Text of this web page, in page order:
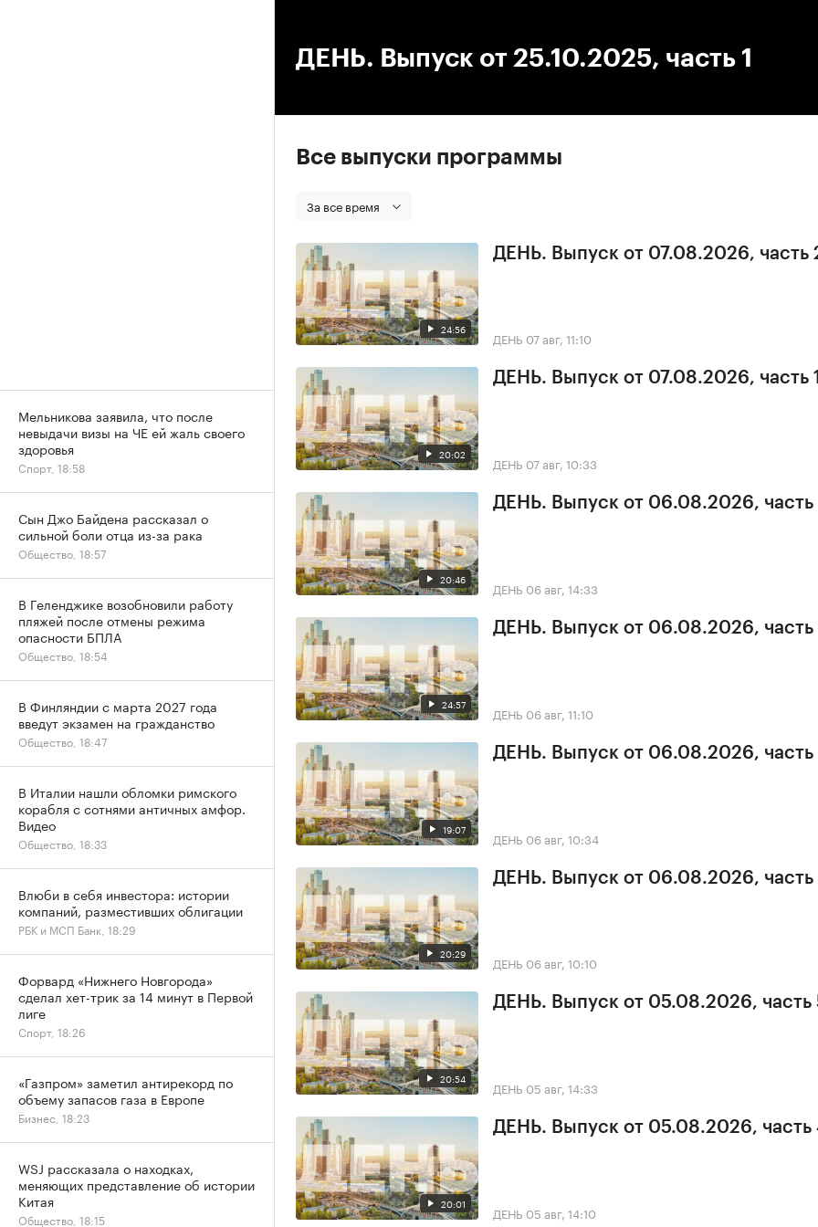
ДЕНЬ. Выпуск от 25.10.2025, часть 1
Все выпуски программы
За все время
24:56
ДЕНЬ. Выпуск от 07.08.2026, часть
ДЕНЬ 07 авг, 11:10
20:02
ДЕНЬ. Выпуск от 07.08.2026, часть 1
ДЕНЬ 07 авг, 10:33
20:46
ДЕНЬ. Выпуск от 06.08.2026, часть
ДЕНЬ 06 авг, 14:33
24:57
ДЕНЬ. Выпуск от 06.08.2026, часть
ДЕНЬ 06 авг, 11:10
19:07
ДЕНЬ. Выпуск от 06.08.2026, часть
ДЕНЬ 06 авг, 10:34
20:29
ДЕНЬ. Выпуск от 06.08.2026, часть
ДЕНЬ 06 авг, 10:10
20:54
ДЕНЬ. Выпуск от 05.08.2026, часть
ДЕНЬ 05 авг, 14:33
20:01
ДЕНЬ. Выпуск от 05.08.2026, часть
ДЕНЬ 05 авг, 14:10
Мельникова заявила, что после
невыдачи визы на ЧЕ ей жаль своего
здоровья
Спорт, 18:58
Сын Джо Байдена рассказал о
сильной боли отца из-за рака
Общество, 18:57
В Геленджике возобновили работу
пляжей после отмены режима
опасности БПЛА
Общество, 18:54
В Финляндии с марта 2027 года
введут экзамен на гражданство
Общество, 18:47
В Италии нашли обломки римского
корабля с сотнями античных амфор.
Видео
Общество, 18:33
Влюби в себя инвестора: истории
компаний, разместивших облигации
РБК и МСП Банк, 18:29
Форвард «Нижнего Новгорода»
сделал хет-трик за 14 минут в Первой
лиге
Спорт, 18:26
«Газпром» заметил антирекорд по
объему запасов газа в Европе
Бизнес, 18:23
WSJ рассказала о находках,
меняющих представление об истории
Китая
Общество, 18:15